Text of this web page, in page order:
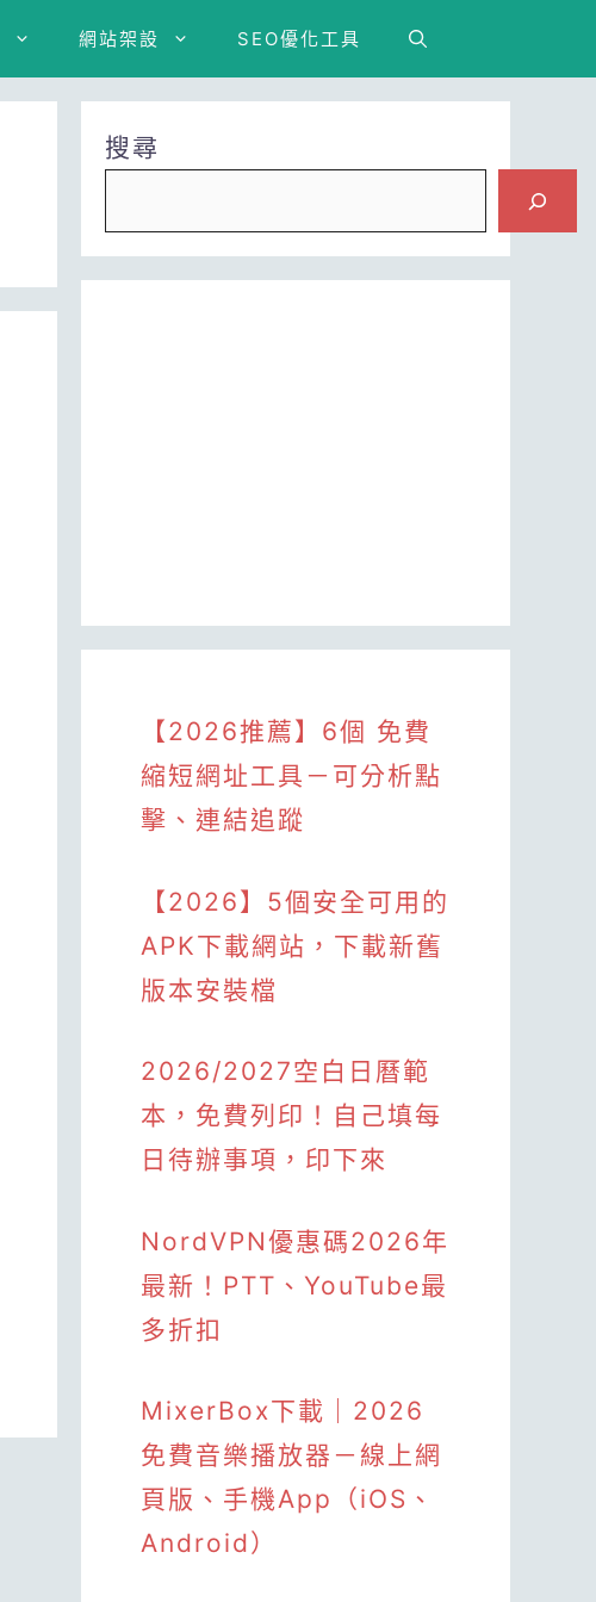
網站架設 SEO優化工具
搜尋
【2026推薦】6個 免費
縮短網址工具－可分析點
擊、連結追蹤
【2026】5個安全可用的
APK下載網站，下載新舊
版本安裝檔
2026/2027空白日曆範
本，免費列印！自己填每
日待辦事項，印下來
NordVPN優惠碼2026年
最新！PTT、YouTube最
多折扣
MixerBox下載｜2026
免費音樂播放器－線上網
頁版、手機App（iOS、
Android）